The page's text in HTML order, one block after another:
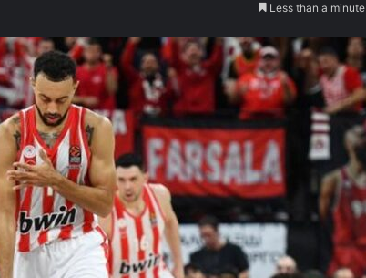
Less than a minute